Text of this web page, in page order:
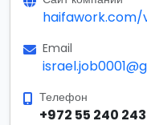
Email
Телефон
+972 55 240